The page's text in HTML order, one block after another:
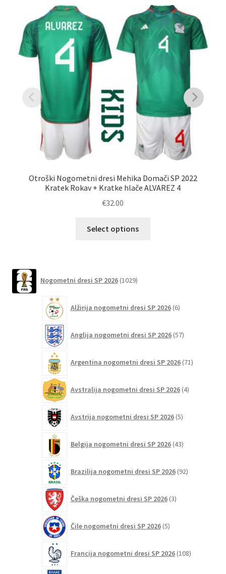
Otroški Nogometni dresi Mehika Domači SP 2022
Kratek Rokav + Kratke hlače ALVAREZ 4
€32.00
Select options
izberete
strani
Nogometni dresi SP 2026 1029izdelkov
Alžirija nogometni dresi SP 2026 6izdelkov
Anglija nogometni dresi SP 2026 57izdelkov
Argentina nogometni dresi SP 2026 71izdelkov
Avstralija nogometni dresi SP 2026 4izdelki
Avstrija nogometni dresi SP 2026 5izdelkov
Belgija nogometni dresi SP 2026 43izdelkov
Brazilija nogometni dresi SP 2026 92izdelkov
Češka nogometni dresi SP 2026 3izdelki
Čile nogometni dresi SP 2026 5izdelkov
Francija nogometni dresi SP 2026 108izdelkov